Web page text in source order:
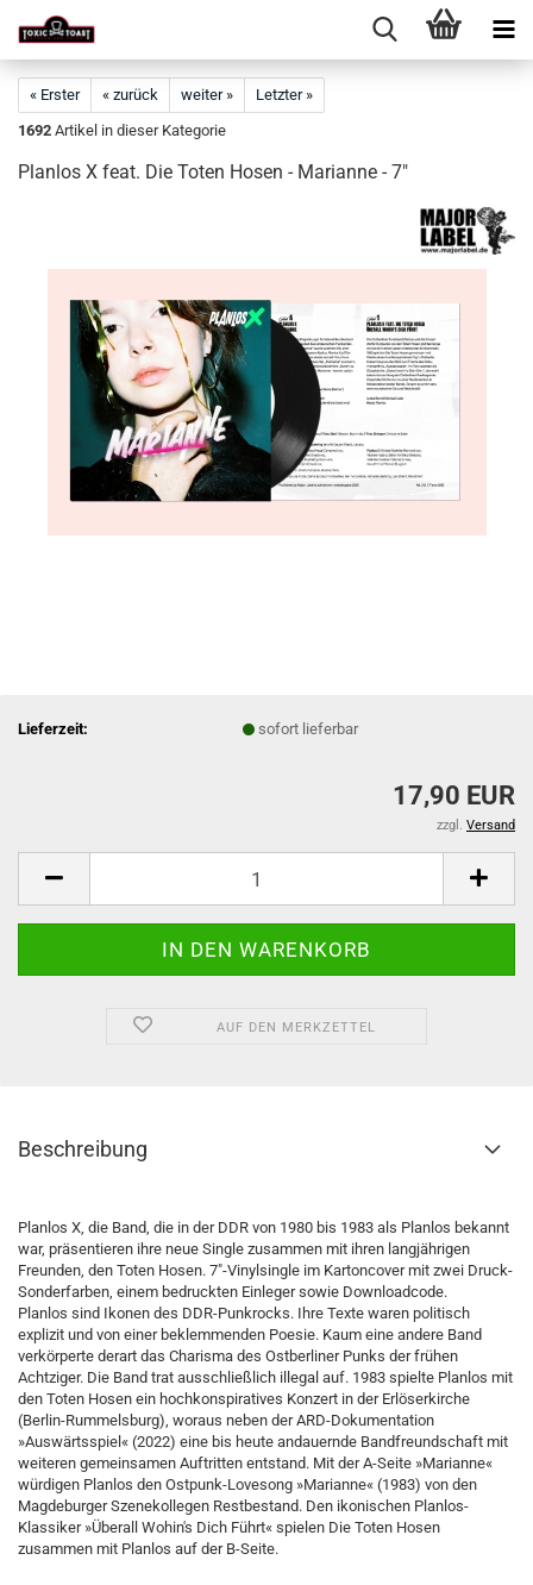
« Erster « zurück weiter »
Letzter »
1692 Artikel in dieser Kategorie
Planlos X feat. Die Toten Hosen - Marianne - 7"
Lieferzeit: sofort lieferbar
17,90 EUR
zzgl. Versand
AUF DEN MERKZETTEL
Beschreibung
Planlos X, die Band, die in der DDR von 1980 bis 1983 als Planlos bekannt
war, präsentieren ihre neue Single zusammen mit ihren langjährigen
Freunden, den Toten Hosen. 7"-Vinylsingle im Kartoncover mit zwei Druck-
Sonderfarben, einem bedruckten Einleger sowie Downloadcode.
Planlos sind Ikonen des DDR-Punkrocks. Ihre Texte waren politisch
explizit und von einer beklemmenden Poesie. Kaum eine andere Band
verkörperte derart das Charisma des Ostberliner Punks der frühen
Achtziger. Die Band trat ausschließlich illegal auf. 1983 spielte Planlos mit
den Toten Hosen ein hochkonspiratives Konzert in der Erlöserkirche
(Berlin-Rummelsburg), woraus neben der ARD-Dokumentation
»Auswärtsspiel« (2022) eine bis heute andauernde Bandfreundschaft mit
weiteren gemeinsamen Auftritten entstand. Mit der A-Seite »Marianne«
würdigen Planlos den Ostpunk-Lovesong »Marianne« (1983) von den
Magdeburger Szenekollegen Restbestand. Den ikonischen Planlos-
Klassiker »Überall Wohin's Dich Führt« spielen Die Toten Hosen
zusammen mit Planlos auf der B-Seite.